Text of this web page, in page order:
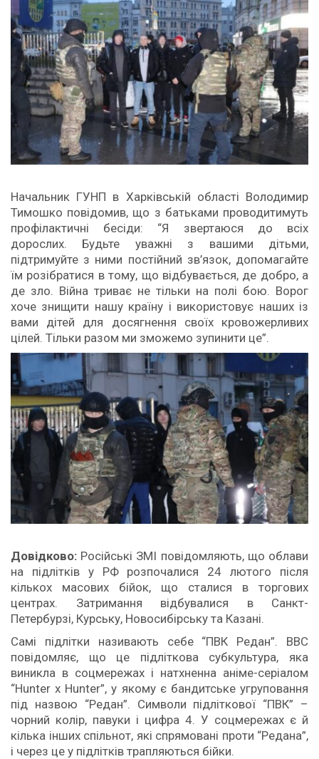
Начальник ГУНП в Харківській області Володимир
Тимошко повідомив, що з батьками проводитимуть
профілактичні бесіди: “Я звертаюся до всіх
дорослих. Будьте уважні з вашими дітьми,
підтримуйте з ними постійний зв’язок, допомагайте
їм розібратися в тому, що відбувається, де добро, а
де зло. Війна триває не тільки на полі бою. Ворог
хоче знищити нашу країну і використовує наших із
вами дітей для досягнення своїх кровожерливих
цілей. Тільки разом ми зможемо зупинити це”.
Довідково: Російські ЗМІ повідомляють, що облави
на підлітків у РФ розпочалися 24 лютого після
кількох масових бійок, що сталися в торгових
центрах. Затримання відбувалися в Санкт-
Петербурзі, Курську, Новосибірську та Казані.
Самі підлітки називають себе “ПВК Редан”. BBC
повідомляє, що це підліткова субкультура, яка
виникла в соцмережах і натхненна аніме-серіалом
“Hunter x Hunter”, у якому є бандитське угруповання
під назвою “Редан”. Символи підліткової “ПВК” –
чорний колір, павуки і цифра 4. У соцмережах є й
кілька інших спільнот, які спрямовані проти “Редана”,
і через це у підлітків трапляються бійки.